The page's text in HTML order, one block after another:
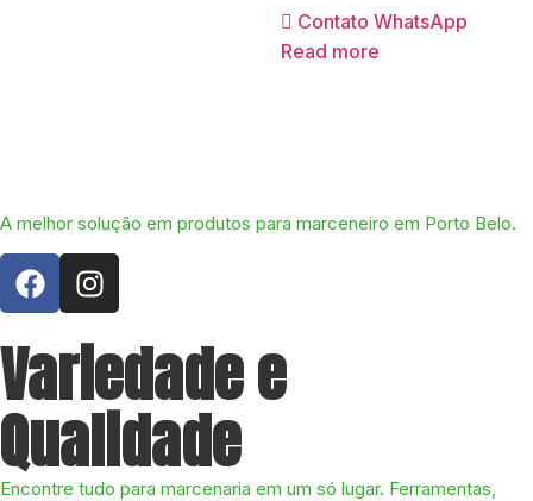
Contato WhatsApp
Read more
A melhor solução em produtos para marceneiro em Porto Belo.
Variedade e
Qualidade
Encontre tudo para marcenaria em um só lugar. Ferramentas,